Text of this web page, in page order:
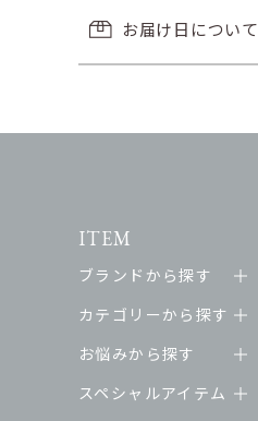
お届け日について
ITEM
ブランドから探す
カテゴリーから探す
お悩みから探す
スペシャルアイテム